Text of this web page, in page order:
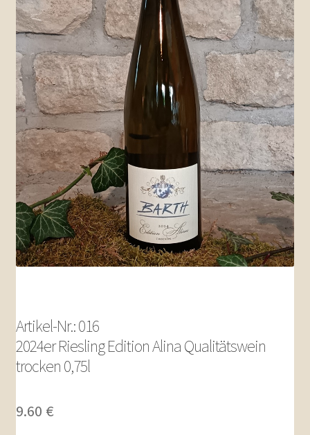
Rotweine
Rosé u. Blanc de Noir
Sekt u. mehr
Mein Konto
Artikel-Nr.: 016
2024er Riesling Edition Alina Qualitätswein
trocken 0,75l
9.60 €